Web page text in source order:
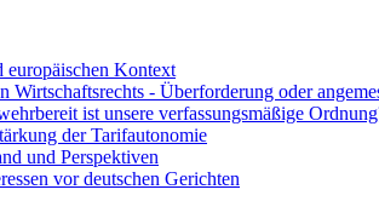
europäischen Kontext
- Überforderung oder
ist unsere verfassungsmäßige
der Tarifautonomie
und Perspektiven
vor deutschen Gerichten